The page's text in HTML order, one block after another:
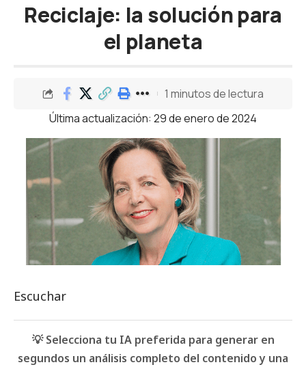
Reciclaje: la solución para
el planeta
Última actualización: 29 de enero de 2024
1 minutos de lectura
Escuchar
💡 Selecciona tu IA preferida para generar en
segundos un análisis completo del contenido y una